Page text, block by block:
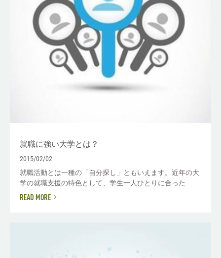
就職に強い大学とは？
2015/02/02
就職活動とは一種の「自分探し」ともいえます。近年の大
学の就職支援の特色として、学生一人ひとりに合った
READ MORE